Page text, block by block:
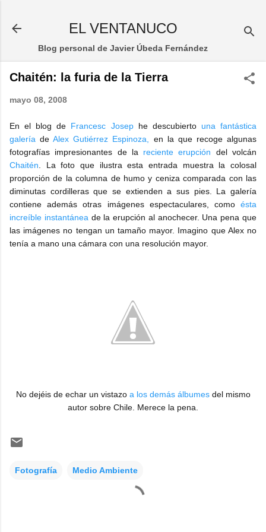
EL VENTANUCO
Blog personal de Javier Úbeda Fernández
Chaitén: la furia de la Tierra
mayo 08, 2008
En el blog de Francesc Josephe descubierto una fantástica
galería deAlex Gutiérrez Espinoza,
en la que recoge algunas
fotografías impresionantes de la reciente erupción del volcán
Chaitén . La foto que ilustra esta entrada muestra la colosal
proporción de la columna de humo y ceniza comparada con las
diminutas cordilleras que se extienden a sus pies. La galería
contiene además otras imágenes espectaculares, como ésta
increíble instantánea de la erupción al anochecer. Una pena que
las imágenes no tengan un tamaño mayor. Imagino que Alex no
tenía a mano una cámara con una resolución mayor.
No dejéis de echar un vistazo a los demás álbumesdel mismo
autor sobre Chile. Merece la pena.
Fotografía Medio Ambiente